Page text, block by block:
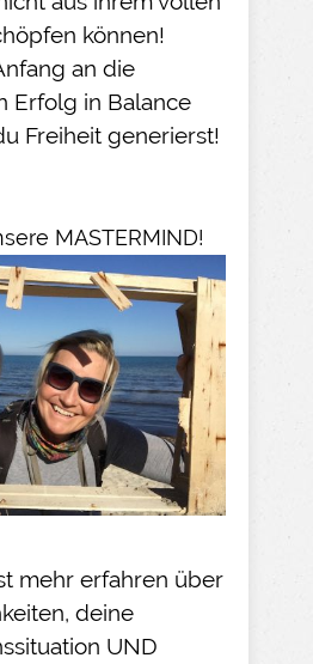
können!
an die
Erfolg in Balance
Freiheit generierst!
MASTERMIND!
mehr erfahren über
deine
UND